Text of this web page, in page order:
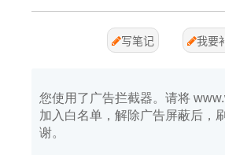
写笔记 我要
您使用了广告拦截器。请将
加入白名单，解除广告屏蔽后，
谢。